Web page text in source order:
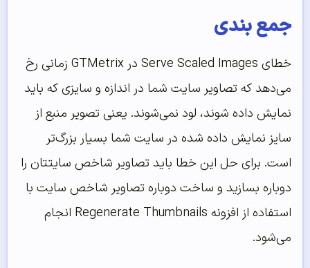
جمع بندی
خطای Serve Scaled Images در GTMetrix زمانی رخ
می‌دهد که تصاویر سایت شما در اندازه و سایزی که باید
نمایش داده شوند، لود نمی‌شوند. یعنی تصویر منبع از
سایز نمایش داده شده در سایت شما بسیار بزرگ‌تر
است. برای حل این خطا باید تصاویر شاخص سایتتان را
دوباره بسازید و ساخت دوباره تصاویر شاخص سایت با
استفاده از افزونه Regenerate Thumbnails انجام
می‌شود.